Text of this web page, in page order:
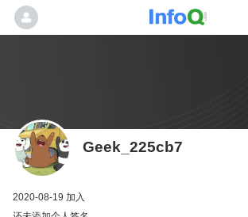
Geek_225cb7
2020-08-19 加入